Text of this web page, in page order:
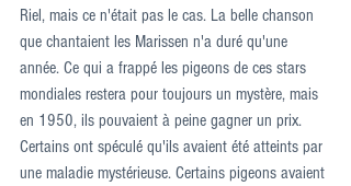
Riel, mais ce n'était pas le cas. La belle chanson
que chantaient les Marissen n'a duré qu'une
année. Ce qui a frappé les pigeons de ces stars
mondiales restera pour toujours un mystère, mais
en 1950, ils pouvaient à peine gagner un prix.
Certains ont spéculé qu'ils avaient été atteints par
une maladie mystérieuse. Certains pigeons avaient